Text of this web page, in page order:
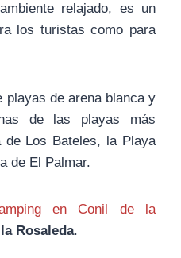
relajado, es un
los turistas como para
playas de arena blanca y
de las playas más
Los Bateles, la Playa
de El Palmar.
en Conil de la
la Rosaleda.